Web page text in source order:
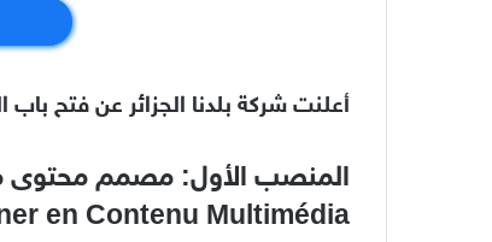
أعلنت شركة بلدنا الجزائر عن فتح
المنصب الأول: مصمم محتوى
en Contenu Multimédia